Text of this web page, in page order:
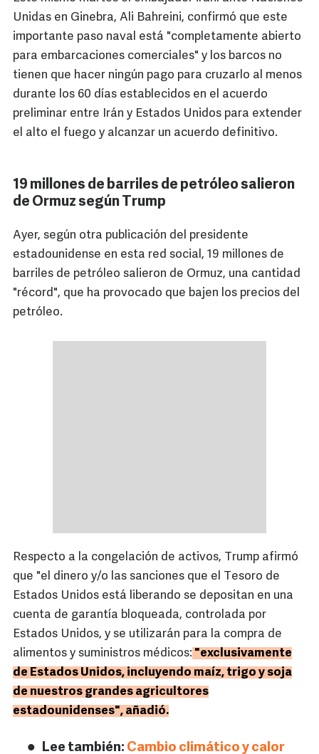
Unidas en Ginebra, Ali Bahreini, confirmó que este
importante paso naval está "completamente abierto
para embarcaciones comerciales" y los barcos no
tienen que hacer ningún pago para cruzarlo al menos
durante los 60 días establecidos en el acuerdo
preliminar entre Irán y Estados Unidos para extender
el alto el fuego y alcanzar un acuerdo definitivo.
19 millones de barriles de petróleo salieron
de Ormuz según Trump
Ayer, según otra publicación del presidente
estadounidense en esta red social, 19 millones de
barriles de petróleo salieron de Ormuz, una cantidad
"récord", que ha provocado que bajen los precios del
petróleo.
Respecto a la congelación de activos, Trump afirmó
que "el dinero y/o las sanciones que el Tesoro de
Estados Unidos está liberando se depositan en una
cuenta de garantía bloqueada, controlada por
Estados Unidos, y se utilizarán para la compra de
alimentos y suministros médicos: "exclusivamente
de Estados Unidos, incluyendo maíz, trigo y soja
de nuestros grandes agricultores
estadounidenses", añadió.
Lee también: Cambio climático y calor